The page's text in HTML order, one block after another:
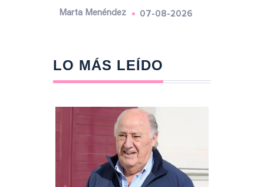
Marta Menéndez 07-08-2026
LO MÁS LEÍDO